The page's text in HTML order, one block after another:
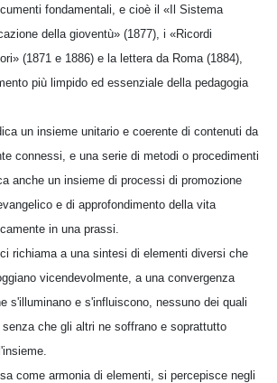
fondamentali, e cioè il «Il Sistema
della gioventù» (1877), i «Ricordi
(1871 e 1886) e la lettera da Roma (1884),
più limpido ed essenziale della pedagogia
un insieme unitario e coerente di contenuti da
connessi, e una serie di metodi o procedimenti
anche un insieme di processi di promozione
e di approfondimento della vita
in una prassi.
richiama a una sintesi di elementi diversi che
vicendevolmente, a una convergenza
s'illuminano e s'influiscono, nessuno dei quali
che gli altri ne soffrano e soprattutto
come armonia di elementi, si percepisce negli